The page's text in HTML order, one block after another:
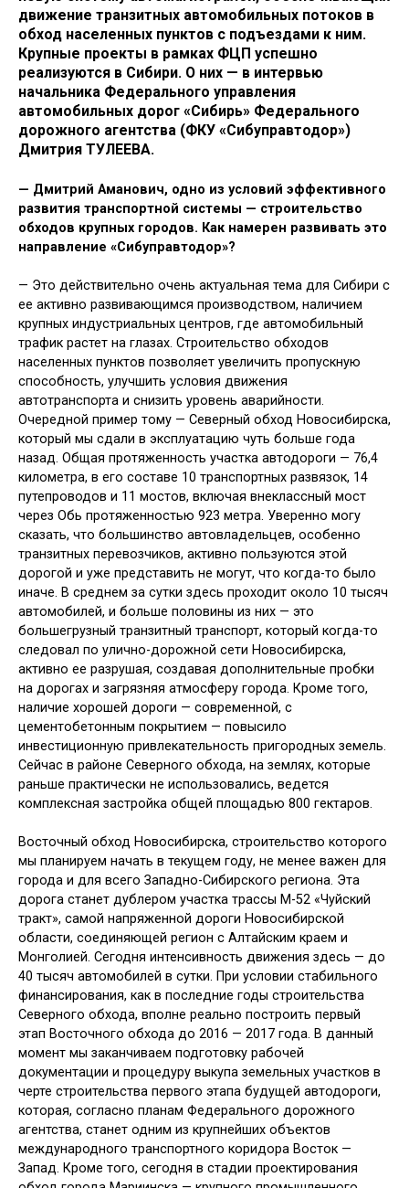
движение транзитных автомобильных потоков в
обход населенных пунктов с подъездами к ним.
Крупные проекты в рамках ФЦП успешно
реализуются в Сибири. О них — в интервью
начальника Федерального управления
автомобильных дорог «Сибирь» Федерального
дорожного агентства (ФКУ «Сибуправтодор»)
Дмитрия ТУЛЕЕВА.
— Дмитрий Аманович, одно из условий эффективного
развития транспортной системы — строительство
обходов крупных городов. Как намерен развивать это
направление «Сибуправтодор»?
— Это действительно очень актуальная тема для Сибири с
ее активно развивающимся производством, наличием
крупных индустриальных центров, где автомобильный
трафик растет на глазах. Строительство обходов
населенных пунктов позволяет увеличить пропускную
способность, улучшить условия движения
автотранспорта и снизить уровень аварийности.
Очередной пример тому — Северный обход Новосибирска,
который мы сдали в эксплуатацию чуть больше года
назад. Общая протяженность участка автодороги — 76,4
километра, в его составе 10 транспортных развязок, 14
путепроводов и 11 мостов, включая внеклассный мост
через Обь протяженностью 923 метра. Уверенно могу
сказать, что большинство автовладельцев, особенно
транзитных перевозчиков, активно пользуются этой
дорогой и уже представить не могут, что когда-то было
иначе. В среднем за сутки здесь проходит около 10 тысяч
автомобилей, и больше половины из них — это
большегрузный транзитный транспорт, который когда-то
следовал по улично-дорожной сети Новосибирска,
активно ее разрушая, создавая дополнительные пробки
на дорогах и загрязняя атмосферу города. Кроме того,
наличие хорошей дороги — современной, с
цементобетонным покрытием — повысило
инвестиционную привлекательность пригородных земель.
Сейчас в районе Северного обхода, на землях, которые
раньше практически не использовались, ведется
комплексная застройка общей площадью 800 гектаров.
Восточный обход Новосибирска, строительство которого
мы планируем начать в текущем году, не менее важен для
города и для всего Западно-Сибирского региона. Эта
дорога станет дублером участка трассы М-52 «Чуйский
тракт», самой напряженной дороги Новосибирской
области, соединяющей регион с Алтайским краем и
Монголией. Сегодня интенсивность движения здесь — до
40 тысяч автомобилей в сутки. При условии стабильного
финансирования, как в последние годы строительства
Северного обхода, вполне реально построить первый
этап Восточного обхода до 2016 — 2017 года. В данный
момент мы заканчиваем подготовку рабочей
документации и процедуру выкупа земельных участков в
черте строительства первого этапа будущей автодороги,
которая, согласно планам Федерального дорожного
агентства, станет одним из крупнейших объектов
международного транспортного коридора Восток —
Запад. Кроме того, сегодня в стадии проектирования